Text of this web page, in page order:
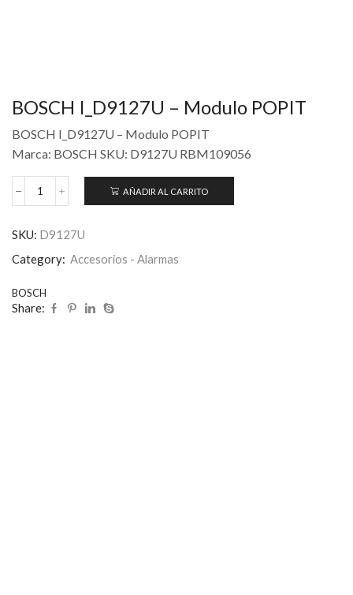
BOSCH I_D9127U – Modulo POPIT
BOSCH I_D9127U – Modulo POPIT
Marca: BOSCH SKU: D9127U RBM109056
AÑADIR AL CARRITO
SKU: D9127U
Category: Accesorios - Alarmas
BOSCH
Share: